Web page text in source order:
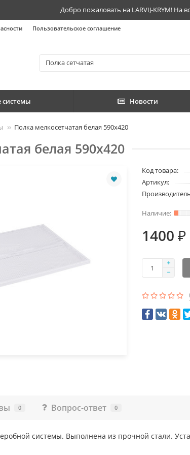
Добро пожаловать на LARVIJ-KRYM! На
Пользовательское соглашение
системы Новости
Полка мелкосетчатая белая 590x420
белая 590x420
Код товара:
Артикул:
1400 ₽
0 Вопрос-ответ 0
системы. Выполнена из прочной стали.